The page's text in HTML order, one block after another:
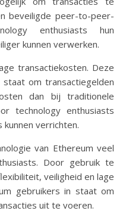
beveiligde peer-to-peer-
enthusiasts hun
kunnen verwerken.
transactiekosten. Deze
om transactiegelden
dan bij traditionele
technology enthusiasts
verrichten.
van Ethereum veel
Door gebruik te
veiligheid en lage
gebruikers in staat om
uit te voeren.